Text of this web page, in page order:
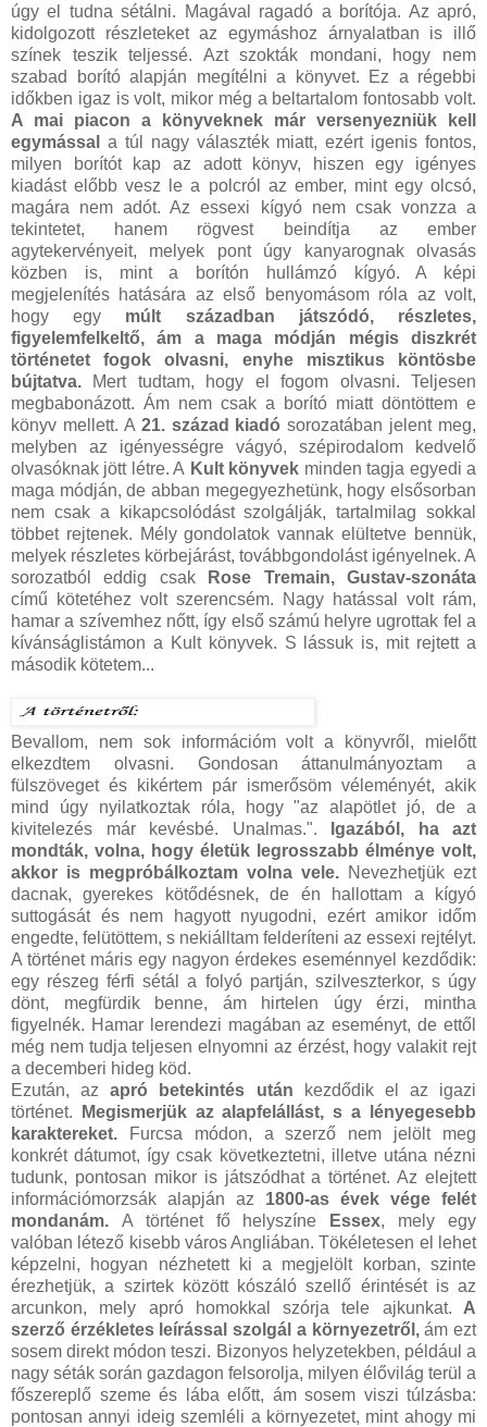
úgy el tudna sétálni. Magával ragadó a borítója. Az apró,
kidolgozott részleteket az egymáshoz árnyalatban is illő
színek teszik teljessé. Azt szokták mondani, hogy nem
szabad borító alapján megítélni a könyvet. Ez a régebbi
időkben igaz is volt, mikor még a beltartalom fontosabb volt.
A mai piacon a könyveknek már versenyezniük kell
egymással
a túl nagy választék miatt, ezért igenis fontos,
milyen borítót kap az adott könyv, hiszen egy igényes
kiadást előbb vesz le a polcról az ember, mint egy olcsó,
magára nem adót. Az essexi kígyó nem csak vonzza a
tekintetet, hanem rögvest beindítja az ember
agytekervényeit, melyek pont úgy kanyarognak olvasás
közben is, mint a borítón hullámzó kígyó. A képi
megjelenítés hatására az első benyomásom róla az volt,
hogy egy múlt században játszódó, részletes,
figyelemfelkeltő, ám a maga módján mégis diszkrét
történetet fogok olvasni, enyhe misztikus köntösbe
bújtatva. Mert tudtam, hogy el fogom olvasni. Teljesen
megbabonázott. Ám nem csak a borító miatt döntöttem e
könyv mellett. A 21. század kiadó sorozatában jelent meg,
melyben az igényességre vágyó, szépirodalom kedvelő
olvasóknak jött létre. A Kult könyvek minden tagja egyedi a
maga módján, de abban megegyezhetünk, hogy elsősorban
nem csak a kikapcsolódást szolgálják, tartalmilag sokkal
többet rejtenek. Mély gondolatok vannak elültetve bennük,
melyek részletes körbejárást, továbbgondolást igényelnek. A
sorozatból eddig csakRose Tremain, Gustav-szonáta
című kötetéhez volt szerencsém. Nagy hatással volt rám,
hamar a szívemhez nőtt, így első számú helyre ugrottak fel a
kívánságlistámon a Kult könyvek. S lássuk is, mit rejtett a
második kötetem...
Bevallom, nem sok információm volt a könyvről, mielőtt
elkezdtem olvasni. Gondosan áttanulmányoztam a
fülszöveget és kikértem pár ismerősöm véleményét, akik
mind úgy nyilatkoztak róla, hogy "az alapötlet jó, de a
kivitelezés már kevésbé. Unalmas.". Igazából, ha azt
mondták, volna, hogy életük legrosszabb élménye volt,
akkor is megpróbálkoztam volna vele. Nevezhetjük ezt
dacnak, gyerekes kötődésnek, de én hallottam a kígyó
suttogását és nem hagyott nyugodni, ezért amikor időm
engedte, felütöttem, s nekiálltam felderíteni az essexi rejtélyt.
A történet máris egy nagyon érdekes eseménnyel kezdődik:
egy részeg férfi sétál a folyó partján, szilveszterkor, s úgy
dönt, megfürdik benne, ám hirtelen úgy érzi, mintha
figyelnék. Hamar lerendezi magában az eseményt, de ettől
még nem tudja teljesen elnyomni az érzést, hogy valakit rejt
a decemberi hideg köd.
Ezután, azapró betekintés után
kezdődik el az igazi
történet. Megismerjük az alapfelállást, s a lényegesebb
karaktereket. Furcsa módon, a szerző nem jelölt meg
konkrét dátumot, így csak következtetni, illetve utána nézni
tudunk, pontosan mikor is játszódhat a történet. Az elejtett
információmorzsák alapján az 1800-as évek vége felét
mondanám. A történet fő helyszíne Essex, mely egy
valóban létező kisebb város Angliában. Tökéletesen el lehet
képzelni, hogyan nézhetett ki a megjelölt korban, szinte
érezhetjük, a szirtek között kószáló szellő érintését is az
arcunkon, mely apró homokkal szórja tele ajkunkat. A
szerző érzékletes leírással szolgál a környezetről,ám ezt
sosem direkt módon teszi. Bizonyos helyzetekben, például a
nagy séták során gazdagon felsorolja, milyen élővilág terül a
főszereplő szeme és lába előtt, ám sosem viszi túlzásba:
pontosan annyi ideig szemléli a környezetet, mint ahogy mi